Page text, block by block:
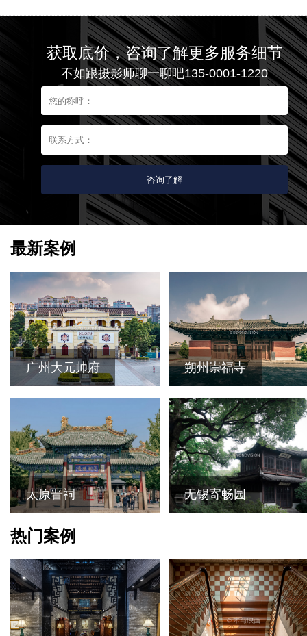
获取底价，咨询了解更多服务细节
不如跟摄影师聊一聊吧135-0001-1220
最新案例
广州大元帅府 朔州崇福寺
太原晋祠 无锡寄畅园
热门案例